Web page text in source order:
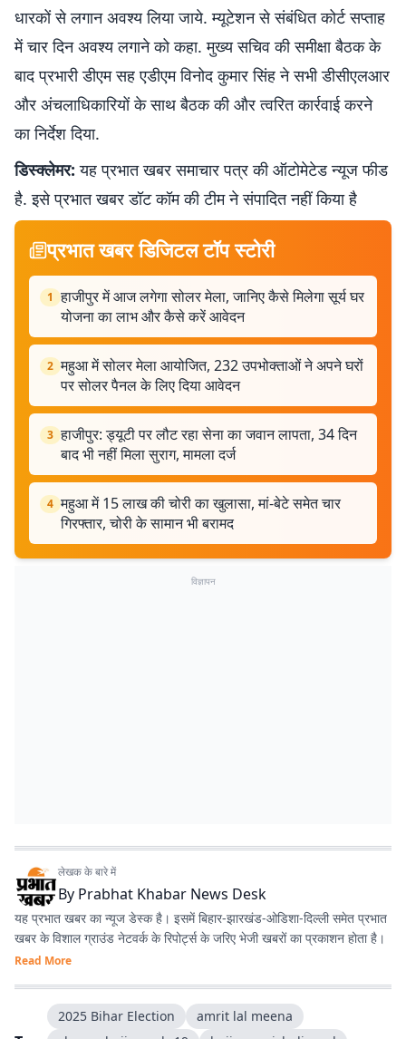
धारकों से लगान अवश्य लिया जाये. म्यूटेशन से संबंधित कोर्ट सप्ताह
में चार दिन अवश्य लगाने को कहा. मुख्य सचिव की समीक्षा बैठक के
बाद प्रभारी डीएम सह एडीएम विनोद कुमार सिंह ने सभी डीसीएलआर
और अंचलाधिकारियों के साथ बैठक की और त्वरित कार्रवाई करने
का निर्देश दिया.
डिस्क्लेमर: यह प्रभात खबर समाचार पत्र की ऑटोमेटेड न्यूज फीड
है. इसे प्रभात खबर डॉट कॉम की टीम ने संपादित नहीं किया है
प्रभात खबर डिजिटल टॉप स्टोरी
1 हाजीपुर में आज लगेगा सोलर मेला, जानिए कैसे मिलेगा सूर्य घर
योजना का लाभ और कैसे करें आवेदन
2 महुआ में सोलर मेला आयोजित, 232 उपभोक्ताओं ने अपने घरों
पर सोलर पैनल के लिए दिया आवेदन
3 हाजीपुर: ड्यूटी पर लौट रहा सेना का जवान लापता, 34 दिन
बाद भी नहीं मिला सुराग, मामला दर्ज
4 महुआ में 15 लाख की चोरी का खुलासा, मां-बेटे समेत चार
गिरफ्तार, चोरी के सामान भी बरामद
विज्ञापन
लेखक के बारे में
By Prabhat Khabar News Desk
यह प्रभात खबर का न्यूज डेस्क है। इसमें बिहार-झारखंड-ओडिशा-दिल्‍ली समेत प्रभात
खबर के विशाल ग्राउंड नेटवर्क के रिपोर्ट्स के जरिए भेजी खबरों का प्रकाशन होता है।
Read More
2025 Bihar Election
amrit lal meena